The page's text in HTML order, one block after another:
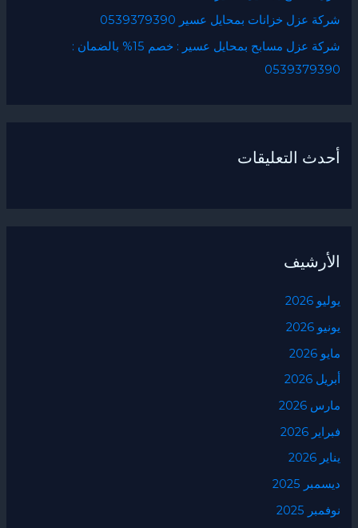
شركة عزل خزانات بمحايل عسير 0539379390
شركة عزل مسابح بمحايل عسير : خصم 15% بالضمان :
0539379390
أحدث التعليقات
الأرشيف
يوليو 2026
يونيو 2026
مايو 2026
أبريل 2026
مارس 2026
فبراير 2026
يناير 2026
ديسمبر 2025
نوفمبر 2025